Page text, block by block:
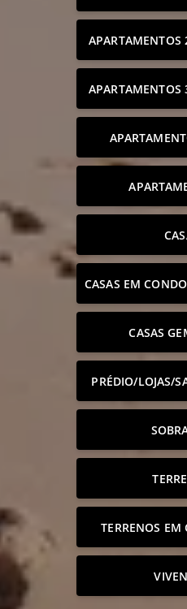
APARTAMENTOS
APARTAMENTOS
CASAS EM
CASAS
PRÉDIO/LOJAS/
TERRENOS